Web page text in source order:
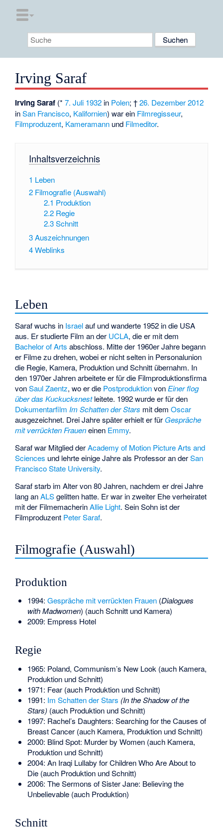
Irving Saraf
Irving Saraf (*7. Juli 1932 in Polen; †26. Dezember 2012
inSan Francisco, Kalifornien) war ein Filmregisseur,
Filmproduzent, Kameramann und Filmeditor.
Inhaltsverzeichnis
1 Leben
2 Filmografie (Auswahl)
2.1 Produktion
2.2 Regie
2.3 Schnitt
3Auszeichnungen
4Weblinks
Leben
Saraf wuchs in Israelauf und wanderte 1952 in die USA
aus. Er studierte Film an der UCLA, die er mit dem
Bachelor of Arts abschloss. Mitte der 1960er Jahre begann
er Filme zu drehen, wobei er nicht selten in Personalunion
die Regie, Kamera, Produktion und Schnitt übernahm. In
den 1970er Jahren arbeitete er für die Filmproduktionsfirma
vonSaul Zaentz, wo er die PostproduktionvonEiner flog
über das Kuckucksnestleitete. 1992 wurde er für den
Dokumentarfilm Im Schatten der Stars mit demOscar
ausgezeichnet. Drei Jahre später erhielt er für Gespräche
mit verrückten Fraueneinen Emmy.
Saraf war Mitglied derAcademy of Motion Picture Arts and
Sciences und lehrte einige Jahre als Professor an derSan
Francisco State University.
Saraf starb im Alter von 80 Jahren, nachdem er drei Jahre
lang anALSgelitten hatte. Er war in zweiter Ehe verheiratet
mit der FilmemacherinAllie Light. Sein Sohn ist der
Filmproduzent Peter Saraf.
Filmografie (Auswahl)
Produktion
1994: Gespräche mit verrückten Frauen(Dialogues
with Madwomen) (auch Schnitt und Kamera)
2009: Empress Hotel
Regie
1965: Poland, Communism’s New Look (auch Kamera,
Produktion und Schnitt)
1971: Fear (auch Produktion und Schnitt)
1991: Im Schatten der Stars (In the Shadow of the
Stars)(auch Produktion und Schnitt)
1997: Rachel’s Daughters: Searching for the Causes of
Breast Cancer (auch Kamera, Produktion und Schnitt)
2000: Blind Spot: Murder by Women (auch Kamera,
Produktion und Schnitt)
2004: An Iraqi Lullaby for Children Who Are About to
Die (auch Produktion und Schnitt)
2006: The Sermons of Sister Jane: Believing the
Unbelievable (auch Produktion)
Schnitt